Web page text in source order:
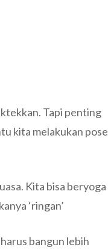
Tapi penting
kita melakukan pose
Kita bisa beryoga
‘ringan’
bangun lebih